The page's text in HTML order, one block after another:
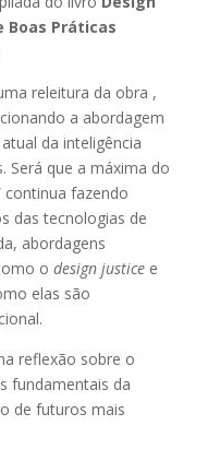
Boas Práticas
releitura da obra ,
a abordagem
da inteligência
Será que a máxima do
continua fazendo
das tecnologias de
abordagens
o design justicee
elas são
reflexão sobre o
fundamentais da
de futuros mais